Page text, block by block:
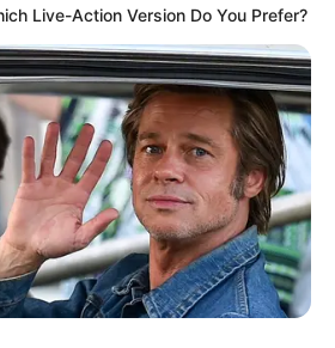
Live-Action Version Do You Prefer?